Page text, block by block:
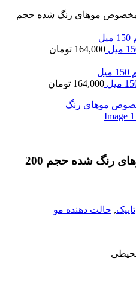
موهای رنگ شده حجم
164,000 تومان
164,000 تومان
موس مو تاپیک مخصوص موهای رنگ شده حجم 200
, حالت دهنده مو